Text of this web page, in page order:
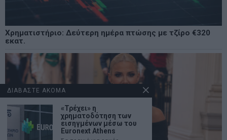
Χρηματιστήριο: Δεύτερη ημέρα πτώσης με τζίρο €320
εκατ.
ΔΙΑΒΑΣΤΕ ΑΚΟΜΑ
«Τρέχει» η
χρηματοδότηση των
εισηγμένων μέσω του
Euronext Athens